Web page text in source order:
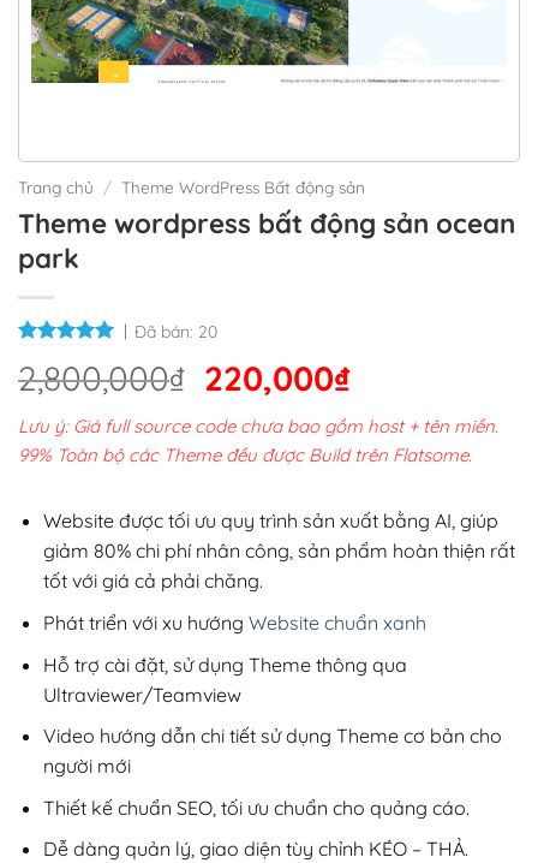
Trang chủ / Theme WordPress Bất động sản
Theme wordpress bất động sản ocean
park
Đã bán: 20
2,800,000₫ Giá
gốc
là:
2,800,000₫.
220,000₫Giá
hiện
tại
220,000₫.
Lưu ý: Giá full source code chưa bao gồm host + tên miền.
99% Toàn bộ các Theme đều được Build trên Flatsome.
Website được tối ưu quy trình sản xuất bằng AI, giúp
giảm 80% chi phí nhân công, sản phẩm hoàn thiện rất
tốt với giá cả phải chăng.
Phát triển với xu hướng Website chuẩn xanh
Hỗ trợ cài đặt, sử dụng Theme thông qua
Ultraviewer/Teamview
Video hướng dẫn chi tiết sử dụng Theme cơ bản cho
người mới
Thiết kế chuẩn SEO, tối ưu chuẩn cho quảng cáo.
Dễ dàng quản lý, giao diện tùy chỉnh KÉO – THẢ.